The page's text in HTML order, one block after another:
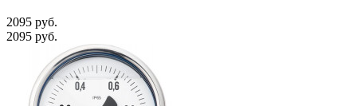
2095 руб.
2095 руб.